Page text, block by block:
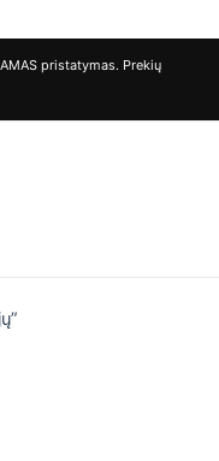
pristatymas. Prekių